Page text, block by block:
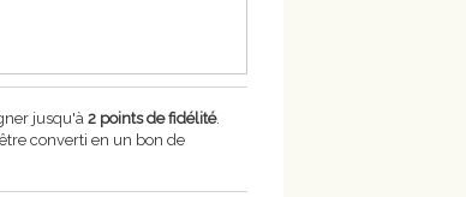
jusqu'à2 points de fidélité.
converti en un bon de